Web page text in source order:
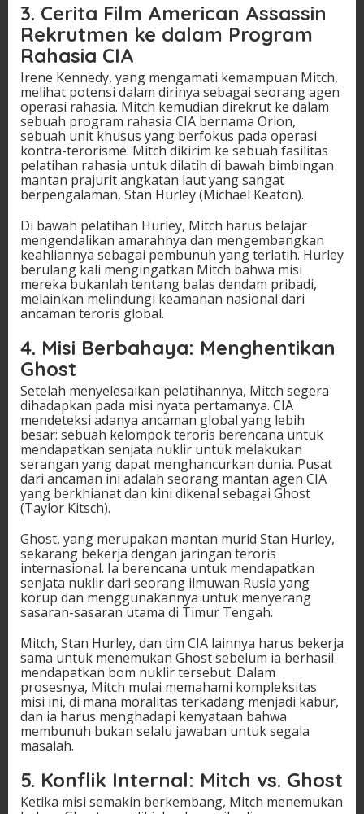
3. Cerita Film American Assassin
Rekrutmen ke dalam Program
Rahasia CIA
Irene Kennedy, yang mengamati kemampuan Mitch,
melihat potensi dalam dirinya sebagai seorang agen
operasi rahasia. Mitch kemudian direkrut ke dalam
sebuah program rahasia CIA bernama Orion,
sebuah unit khusus yang berfokus pada operasi
kontra-terorisme. Mitch dikirim ke sebuah fasilitas
pelatihan rahasia untuk dilatih di bawah bimbingan
mantan prajurit angkatan laut yang sangat
berpengalaman, Stan Hurley (Michael Keaton).
Di bawah pelatihan Hurley, Mitch harus belajar
mengendalikan amarahnya dan mengembangkan
keahliannya sebagai pembunuh yang terlatih. Hurley
berulang kali mengingatkan Mitch bahwa misi
mereka bukanlah tentang balas dendam pribadi,
melainkan melindungi keamanan nasional dari
ancaman teroris global.
4. Misi Berbahaya: Menghentikan
Ghost
Setelah menyelesaikan pelatihannya, Mitch segera
dihadapkan pada misi nyata pertamanya. CIA
mendeteksi adanya ancaman global yang lebih
besar: sebuah kelompok teroris berencana untuk
mendapatkan senjata nuklir untuk melakukan
serangan yang dapat menghancurkan dunia. Pusat
dari ancaman ini adalah seorang mantan agen CIA
yang berkhianat dan kini dikenal sebagai Ghost
(Taylor Kitsch).
Ghost, yang merupakan mantan murid Stan Hurley,
sekarang bekerja dengan jaringan teroris
internasional. Ia berencana untuk mendapatkan
senjata nuklir dari seorang ilmuwan Rusia yang
korup dan menggunakannya untuk menyerang
sasaran-sasaran utama di Timur Tengah.
Mitch, Stan Hurley, dan tim CIA lainnya harus bekerja
sama untuk menemukan Ghost sebelum ia berhasil
mendapatkan bom nuklir tersebut. Dalam
prosesnya, Mitch mulai memahami kompleksitas
misi ini, di mana moralitas terkadang menjadi kabur,
dan ia harus menghadapi kenyataan bahwa
membunuh bukan selalu jawaban untuk segala
masalah.
5. Konflik Internal: Mitch vs. Ghost
Ketika misi semakin berkembang, Mitch menemukan